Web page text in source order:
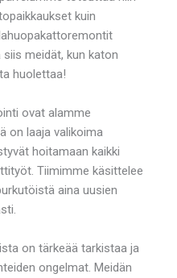
kuin
meidät, kun katon
huolettaa!
ovat alamme
on laaja valikoima
hoitamaan kaikki
Tiimimme käsittelee
aina uusien
on tärkeää tarkistaa ja
ongelmat. Meidän